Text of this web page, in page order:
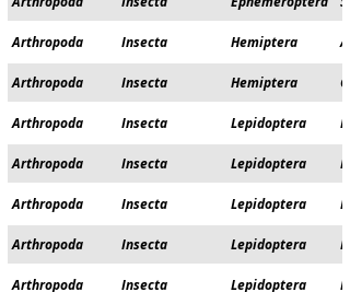
Arthropoda Insecta Hemiptera
Arthropoda Insecta Hemiptera
Arthropoda Insecta Lepidoptera
Arthropoda Insecta Lepidoptera
Arthropoda Insecta Lepidoptera
Arthropoda Insecta Lepidoptera
Arthropoda Insecta Lepidoptera